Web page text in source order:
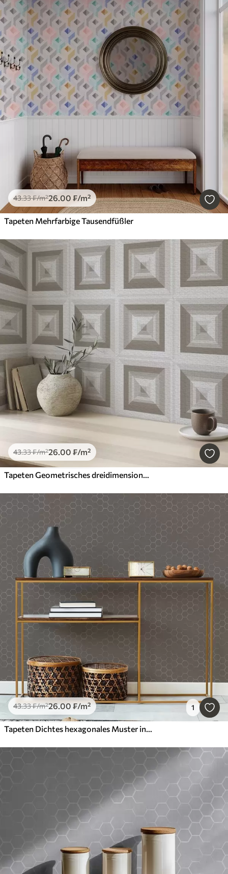
43.33₣/m²26.00 ₣/m²
Tapeten Mehrfarbige Tausendfüßler
43.33₣/m²26.00 ₣/m²
Tapeten Geometrisches dreidimensionales Muster in Grau und Beige
43.33₣/m²26.00 ₣/m² 1
Tapeten Dichtes hexagonales Muster in sanften Grautönen